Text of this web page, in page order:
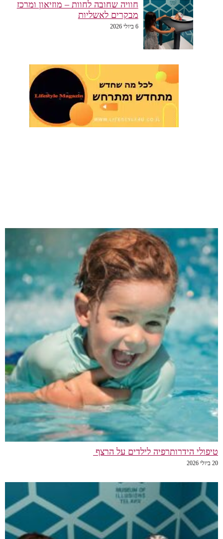
חוויה שחובה לחוות – מוזיאון ומרכז
מבקרים לאשליות
6 ביולי 2026
טיפולי הידרותרפיה לילדים על הרצף
20 ביולי 2026